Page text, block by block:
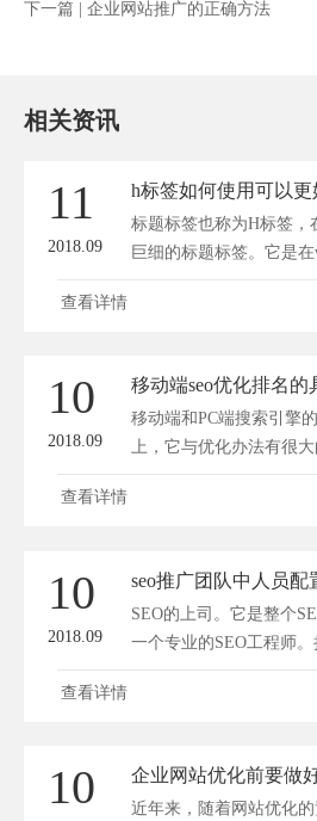
下一篇 | 企业网站推广的正确方法
相关资讯
11
2018.09
h标签如何使用可以
标题标签也称为H标签
巨细的标题标签。它是
上...
查看详情
10
2018.09
移动端seo优化排名的
移动端和PC端搜索引擎
上，它与优化办法有很
应...
查看详情
10
2018.09
seo推广团队中人员配
SEO的上司。它是整个
一个专业的SEO工程师
定...
查看详情
10 企业网站优化前要做
近年来，随着网站优化